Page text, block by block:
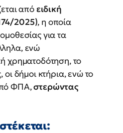
απόειδική
2025), η οποία
για τα
ενώ
χρηματοδότηση, το
οι δήμοι κτήρια, ενώ το
ΦΠΑ,στερώντας